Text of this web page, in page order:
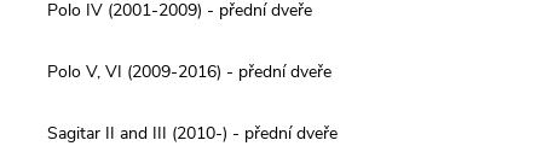
Polo IV (2001-2009) - přední dveře
Polo V, VI (2009-2016) - přední dveře
Sagitar II and III (2010-) - přední dveře